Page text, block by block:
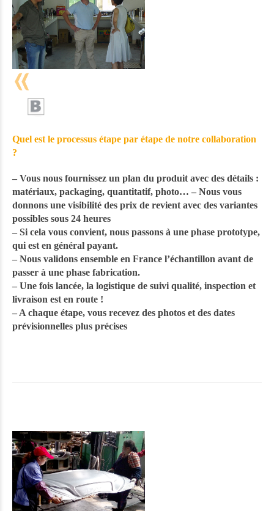
Quel est le processus étape par étape de notre collaboration
?
– Vous nous fournissez un plan du produit avec des détails :
matériaux, packaging, quantitatif, photo… – Nous vous
donnons une visibilité des prix de revient avec des variantes
possibles sous 24 heures
– Si cela vous convient, nous passons à une phase prototype,
qui est en général payant.
– Nous validons ensemble en France l’échantillon avant de
passer à une phase fabrication.
– Une fois lancée, la logistique de suivi qualité, inspection et
livraison est en route !
– A chaque étape, vous recevez des photos et des dates
prévisionnelles plus précises